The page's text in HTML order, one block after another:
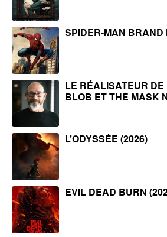
SPIDER-MAN BRAND
LE RÉALISATEUR DE
BLOB ET THE MASK
L’ODYSSÉE (2026)
EVIL DEAD BURN